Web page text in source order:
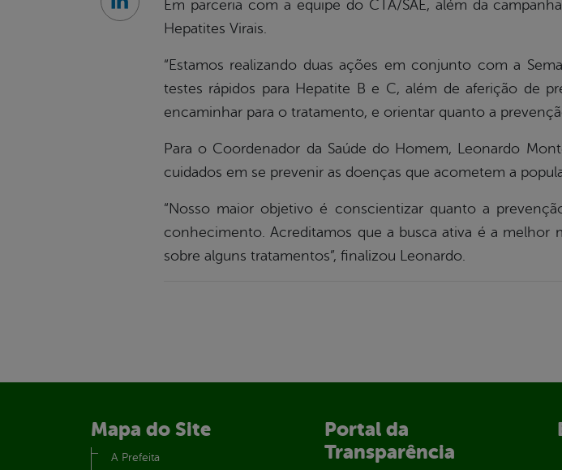
Em parceria com a equipe do CTA/SAE, além da
Hepatites Virais.
“Estamos realizando duas ações em conjunto com a
testes rápidos para Hepatite B e C, além de aferição de
encaminhar para o tratamento, e orientar quanto a
Para o Coordenador da Saúde do Homem, Leonardo
cuidados em se prevenir as doenças que acometem a
“Nosso maior objetivo é conscientizar quanto a
conhecimento. Acreditamos que a busca ativa é a melhor
sobre alguns tratamentos”, finalizou Leonardo.
Linkedin
Mapa do Site
A Prefeita
Portal da
Transparência